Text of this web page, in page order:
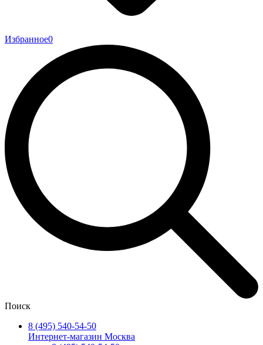
Избранное0
Поиск
8 (495) 540-54-50
Интернет-магазин Москва